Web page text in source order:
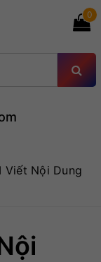
0
Viết Nội Dung